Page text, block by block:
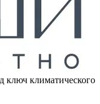
ключ климатического